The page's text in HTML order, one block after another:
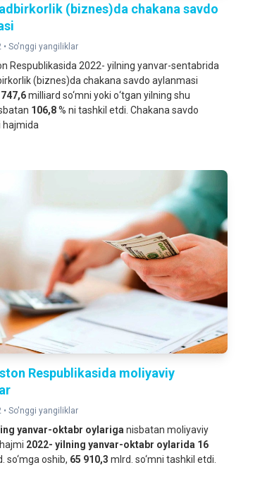
(biznes)da сhakana savdo
•So'nggi yangiliklar
Respublikasida 2022- yilning yanvar-sentabrida
(biznes)da сhakana savdo aylanmasi
747,6milliard so‘mni yoki о‘tgan yilning shu
106,8% ni tashkil etdi. Сhakana savdo
hajmida
Respublikasida moliyaviy
•So'nggi yangiliklar
yanvar-oktabr oylariganisbatan moliyaviy
2022- yilning yanvar-oktabr oylarida 16
so‘mga oshib, 65 910,3 mlrd. so‘mni tashkil etdi.